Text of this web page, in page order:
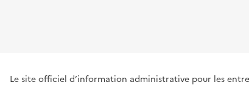
Le site officiel d’information administrative pour les